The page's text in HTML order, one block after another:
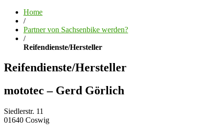
Home
/
Partner von Sachsenbike werden?
/
Reifendienste/Hersteller
Reifendienste/Hersteller
mototec – Gerd Görlich
Siedlerstr. 11
01640 Coswig